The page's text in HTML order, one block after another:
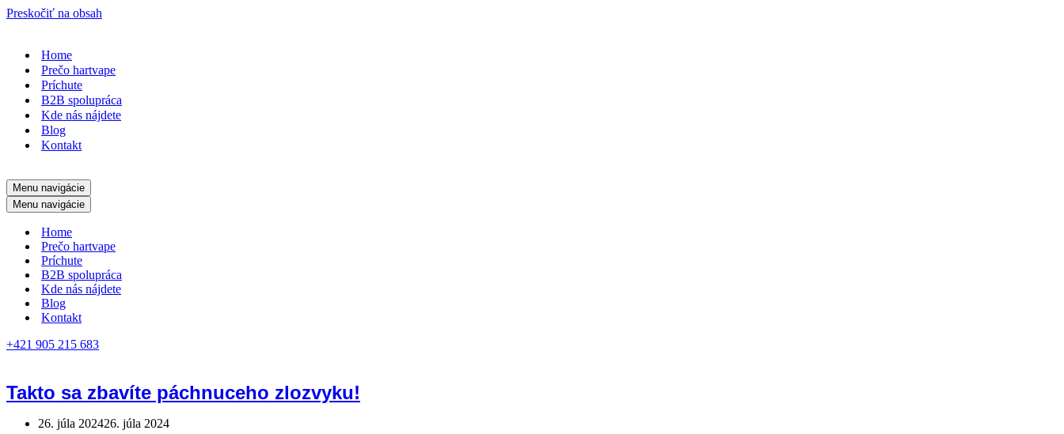
Preskočiť na obsah
Home
Prečo hartvape
Príchute
B2B spolupráca
Kde nás nájdete
Blog
Kontakt
Menu navigácie
Menu navigácie
Home
Prečo hartvape
Príchute
B2B spolupráca
Kde nás nájdete
Blog
Kontakt
+421 905 215 683
Takto sa zbavíte páchnuceho zlozvyku!
26. júla 202426. júla 2024